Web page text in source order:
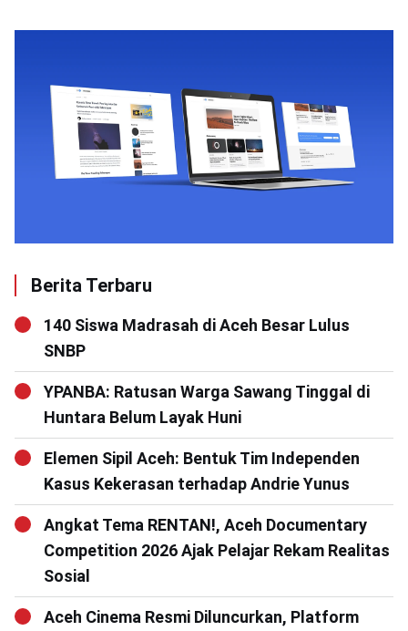
Berita Terbaru
140 Siswa Madrasah di Aceh Besar Lulus
SNBP
YPANBA: Ratusan Warga Sawang Tinggal di
Huntara Belum Layak Huni
Elemen Sipil Aceh: Bentuk Tim Independen
Kasus Kekerasan terhadap Andrie Yunus
Angkat Tema RENTAN!, Aceh Documentary
Competition 2026 Ajak Pelajar Rekam Realitas
Sosial
Aceh Cinema Resmi Diluncurkan, Platform